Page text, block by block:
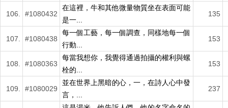
106. #1080432
在這裡，牛和其他微量物質坐在表面可能
是一...
135
107. #1080438
每一個工藝，每一個調查，同樣地每一個
行動...
153
108. #1080363
每當我想你，我覺得通過拍攝的權利與螺
栓的...
153
109. #1080029
並在世界上黑暗的心，一，在詩人心中發
言，...
237